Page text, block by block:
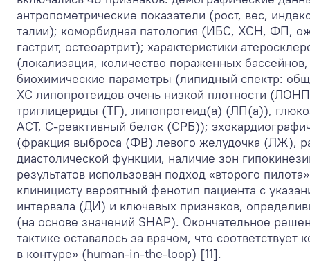
антропометрические показатели (рост, вес,
талии); коморбидная патология (ИБС, ХСН, ФП,
гастрит, остеоартрит); характеристики
(локализация, количество пораженных
биохимические параметры (липидный спектр:
ХС липопротеидов очень низкой плотности
триглицериды (ТГ), липопротеид(а) (ЛП(а)),
АСТ, С-реактивный белок (СРБ));
(фракция выброса (ФВ) левого желудочка (ЛЖ),
диастолической функции, наличие зон
результатов использован подход «второго
клиницисту вероятный фенотип пациента с
интервала (ДИ) и ключевых признаков,
(на основе значений SHAP). Окончательное
тактике оставалось за врачом, что соответствует
в контуре» (human-in-the-loop) [11].